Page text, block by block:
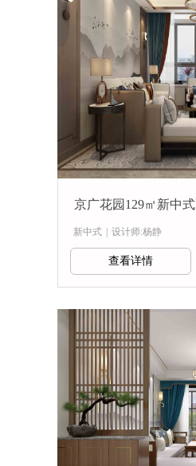
京广花园129㎡新中式
新中式 设计师:杨静
查看详情